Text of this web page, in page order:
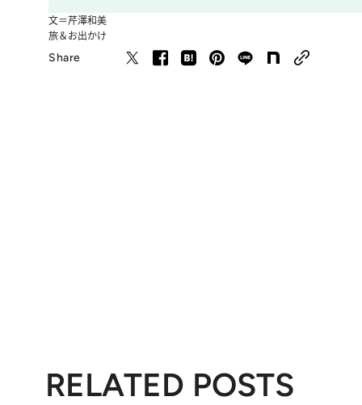
文＝芹澤和美
旅＆お出かけ
Share
RELATED POSTS